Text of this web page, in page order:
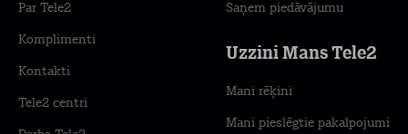
Par Tele2
Komplimenti
Kontakti
Tele2 centri
Saņem piedāvājumu
Uzzini Mans Tele2
Mani rēķini
Mani pieslēgtie pakalpojumi